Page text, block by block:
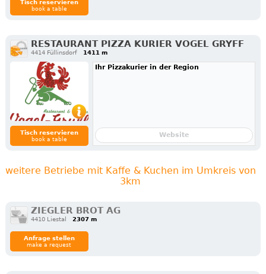
Tisch reservieren
book a table
RESTAURANT PIZZA KURIER VOGEL GRYFF
4414 Füllinsdorf 1411 m
Tisch reservieren
book a table
Ihr Pizzakurier in der Region
Website
weitere Betriebe mit Kaffe & Kuchen im Umkreis von
3km
ZIEGLER BROT AG
4410 Liestal 2307 m
Anfrage stellen
make a request